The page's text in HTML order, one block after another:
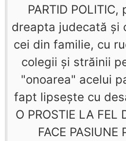
PARTID
dreapta judecată şi
cei din familie, cu
colegii şi străinii
"onoarea" acelui
fapt lipseşte cu
O PROSTIE LA FEL
FACE PASIUNE